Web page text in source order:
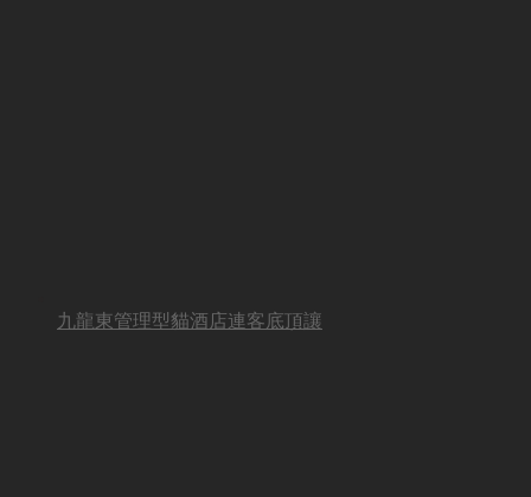
九龍東管理型貓酒店連客底頂讓